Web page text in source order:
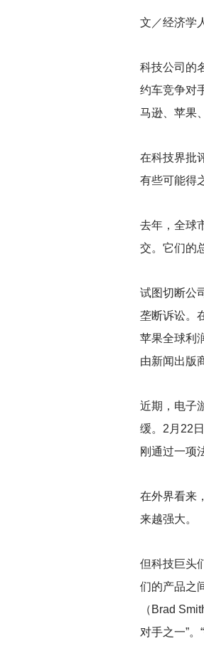
文／经济学
科技公司的
约车竞争对
马逊、苹果
在科技界批
有些可能得
去年，全球
交。它们的
试图切断公
垄断诉讼。
苹果全球利
由新闻出版
近期，电子
缓。2月22
刚通过一项
在外界看来
来越强大。
但科技巨头
们的产品之
（Brad
对手之一”